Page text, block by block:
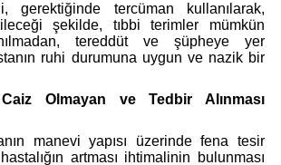
gerektiğinde tercüman kullanılarak,
şekilde, tıbbi terimler mümkün
tereddüt ve şüpheye yer
ruhi durumuna uygun ve nazik bir
Olmayan ve Tedbir Alınması
manevi yapısı üzerinde fena tesir
artması ihtimalinin bulunması